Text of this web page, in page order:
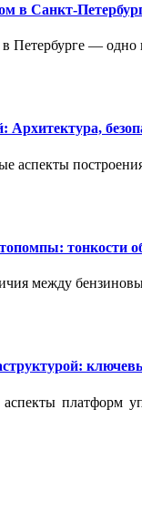
Санкт-
Петербурге —
аспекты
тонкости
между
платформ